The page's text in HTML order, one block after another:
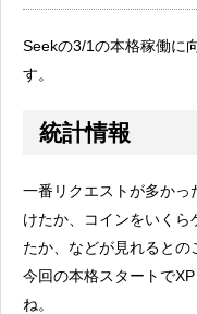
Seekの3/1の本格稼働に
す。
統計情報
一番リクエストが多かっ
けたか、コインをいくら
たか、などが見れるとの
今回の本格スタートで
ね。